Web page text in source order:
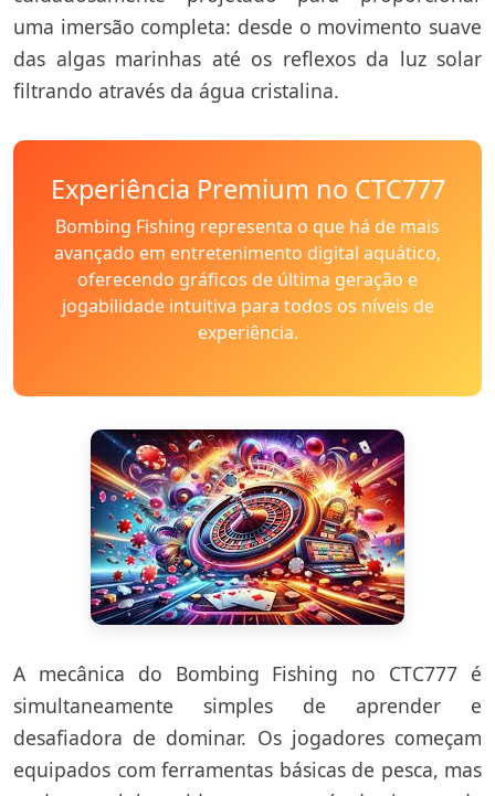
uma imersão completa: desde o movimento suave
das algas marinhas até os reflexos da luz solar
filtrando através da água cristalina.
Experiência Premium no CTC777
Bombing Fishing representa o que há de mais
avançado em entretenimento digital aquático,
oferecendo gráficos de última geração e
jogabilidade intuitiva para todos os níveis de
experiência.
A mecânica do Bombing Fishing no CTC777 é
simultaneamente simples de aprender e
desafiadora de dominar. Os jogadores começam
equipados com ferramentas básicas de pesca, mas